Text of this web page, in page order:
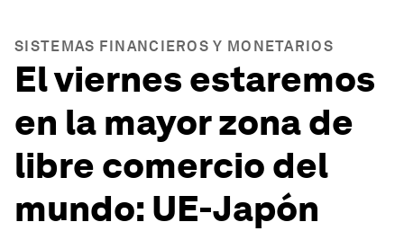
SISTEMAS FINANCIEROS Y MONETARIOS
El viernes estaremos
en la mayor zona de
libre comercio del
mundo: UE-Japón